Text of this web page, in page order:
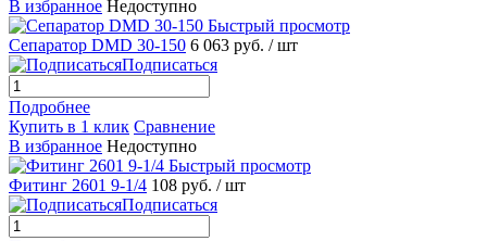
В избранное Недоступно
Быстрый просмотр
Сепаратор DMD 30-150 6 063 руб. / шт
Подписаться
Подробнее
Купить в 1 клик Сравнение
В избранное Недоступно
Быстрый просмотр
Фитинг 2601 9-1/4 108 руб. / шт
Подписаться